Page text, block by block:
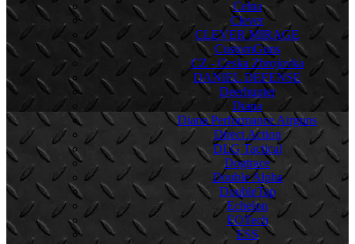
Celna
Clever
CLEVER MIRAGE
CustomGuns
CZ - Ceska Zbrojovka
DANIEL DEFENSE
Deerhunter
Diana
Diana Performance Airguns
Direct Action
DLG Tactical
Dogtrace
Double Alpha
DoubleTap
Echelon
EOTech
ESS